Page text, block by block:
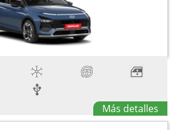
Más detalles